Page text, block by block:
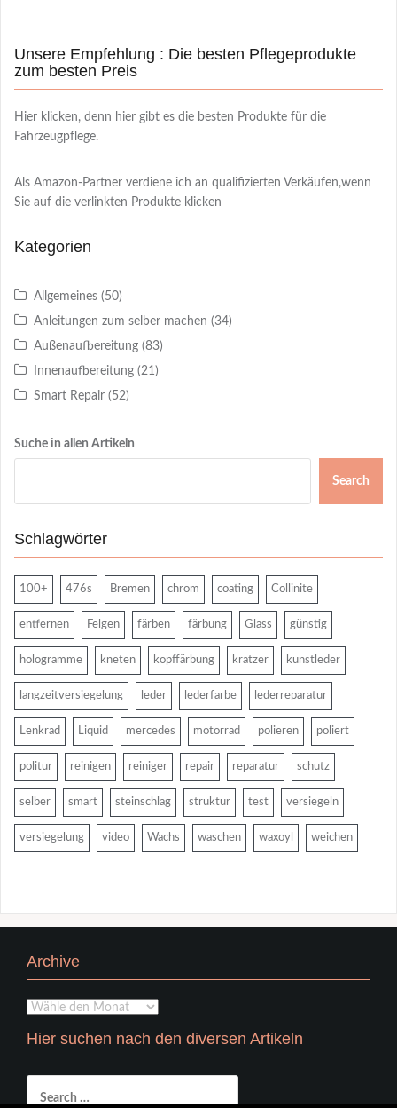
Unsere Empfehlung : Die besten Pflegeprodukte
zum besten Preis
Hier klicken, denn hier gibt es die besten Produkte für die
Fahrzeugpflege.
Als Amazon-Partner verdiene ich an qualifizierten Verkäufen,wenn
Sie auf die verlinkten Produkte klicken
Kategorien
Allgemeines (50)
Anleitungen zum selber machen (34)
Außenaufbereitung (83)
Innenaufbereitung (21)
Smart Repair (52)
Suche in allen Artikeln
Search
Schlagwörter
100+ 476s Bremen chrom coating Collinite
entfernen Felgen färben färbung Glass günstig
hologramme kneten kopffärbung kratzer kunstleder
langzeitversiegelung leder lederfarbe lederreparatur
Lenkrad Liquid mercedes motorrad polieren poliert
politur reinigen reiniger repair reparatur schutz
selber smart steinschlag struktur test versiegeln
versiegelung video Wachs waschen waxoyl weichen
Archive
Archive
Hier suchen nach den diversen Artikeln
for: